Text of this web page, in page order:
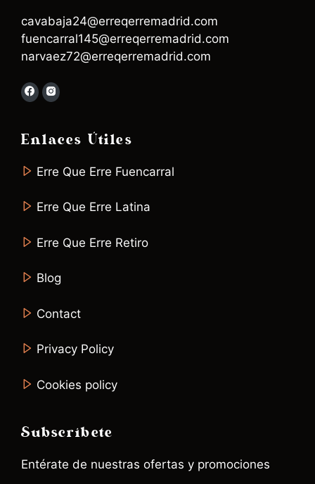
cavabaja24@erreqerremadrid.com
fuencarral145@erreqerremadrid.com
narvaez72@erreqerremadrid.com
Enlaces Útiles
Erre Que Erre Fuencarral
Erre Que Erre Latina
Erre Que Erre Retiro
Blog
Contact
Privacy Policy
Cookies policy
Subscríbete
Entérate de nuestras ofertas y promociones